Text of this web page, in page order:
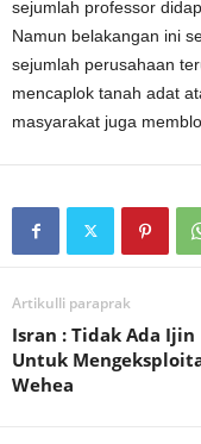
sejumlah professor
Namun belakangan ini
sejumlah perusahaan
mencaplok tanah adat
masyarakat juga
Artikulli paraprak
Isran : Tidak Ada Ijin
Untuk
Wehea